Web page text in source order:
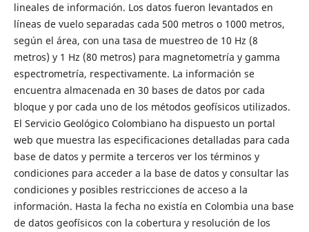
lineales de información. Los datos fueron levantados en
líneas de vuelo separadas cada 500 metros o 1000 metros,
según el área, con una tasa de muestreo de 10 Hz (8
metros) y 1 Hz (80 metros) para magnetometría y gamma
espectrometría, respectivamente. La información se
encuentra almacenada en 30 bases de datos por cada
bloque y por cada uno de los métodos geofísicos utilizados.
El Servicio Geológico Colombiano ha dispuesto un portal
web que muestra las especificaciones detalladas para cada
base de datos y permite a terceros ver los términos y
condiciones para acceder a la base de datos y consultar las
condiciones y posibles restricciones de acceso a la
información. Hasta la fecha no existía en Colombia una base
de datos geofísicos con la cobertura y resolución de los